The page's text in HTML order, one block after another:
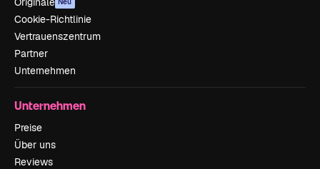
Cookie-Richtlinie
Vertrauenszentrum
Partner
Unternehmen
Unternehmen
Preise
Über uns
Reviews